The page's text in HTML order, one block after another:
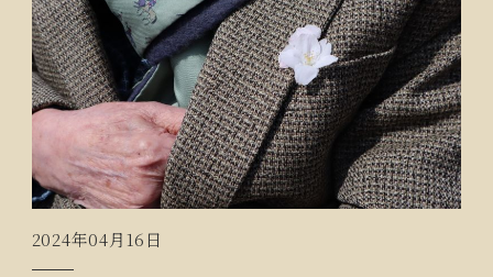
2024年04月16日